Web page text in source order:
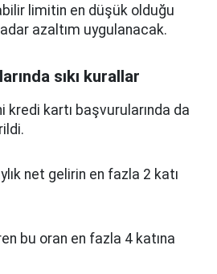
limitin en düşük olduğu
azaltım uygulanacak.
sıkı kurallar
kredi kartı başvurularında da
net gelirin en fazla 2 katı
bu oran en fazla 4 katına